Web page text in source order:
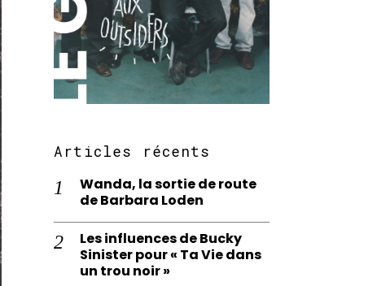
Articles récents
Wanda, la sortie de route
de Barbara Loden
Les influences de Bucky
Sinister pour « Ta Vie dans
un trou noir »